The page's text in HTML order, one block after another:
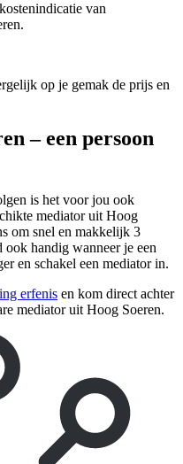
van
op je gemak de prijs en
– een persoon
is het voor jou ook
mediator uit Hoog
om snel en makkelijk 3
ook handig wanneer je een
en schakel een mediator in.
erfenis en kom direct achter
mediator uit Hoog Soeren.